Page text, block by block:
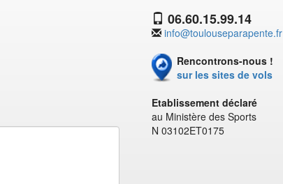
06.60.15.99.14
info@toulouseparapente.fr
Rencontrons-nous !
sur les sites de vols
Etablissement déclaré
au Ministère des Sports
N 03102ET0175